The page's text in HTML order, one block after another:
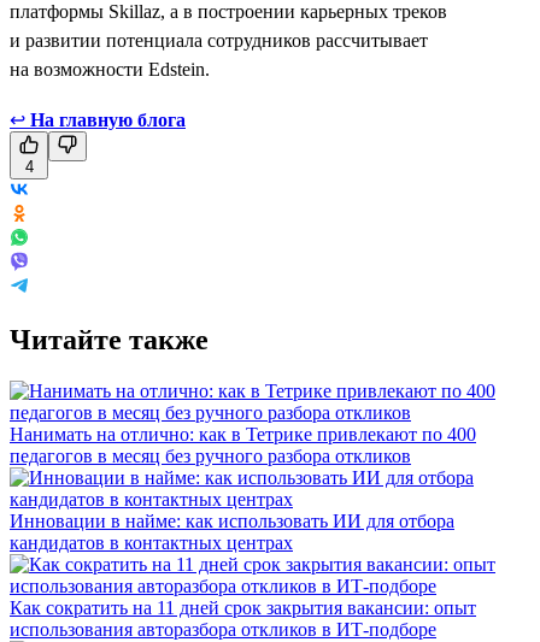
платформы Skillaz, а в построении карьерных треков
и развитии потенциала сотрудников рассчитывает
на возможности Edstein.
↩ На главную блога
4
Читайте также
Нанимать на отлично: как в Тетрике привлекают по 400
педагогов в месяц без ручного разбора откликов
Инновации в найме: как использовать ИИ для отбора
кандидатов в контактных центрах
Как сократить на 11 дней срок закрытия вакансии: опыт
использования авторазбора откликов в ИТ-подборе